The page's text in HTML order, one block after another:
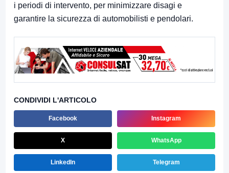
i periodi di intervento, per minimizzare disagi e
garantire la sicurezza di automobilisti e pendolari.
CONDIVIDI L'ARTICOLO
Facebook Instagram
X WhatsApp
LinkedIn Telegram